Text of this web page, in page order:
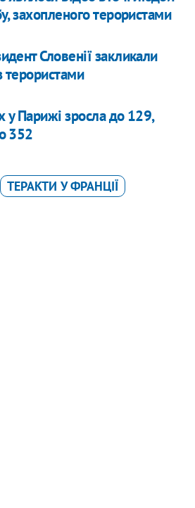
захопленого терористами
Словенії закликали
терористами
у Парижі зросла до 129,
352
ТЕРАКТИ У ФРАНЦІЇ